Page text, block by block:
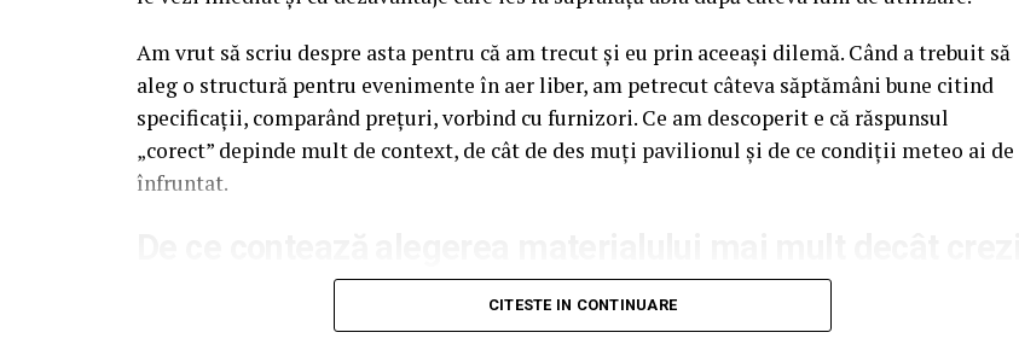
Am vrut să scriu despre asta pentru că am trecut și eu prin aceeași dilemă. Când a trebuit să
aleg o structură pentru evenimente în aer liber, am petrecut câteva săptămâni bune citind
specificații, comparând prețuri, vorbind cu furnizori. Ce am descoperit e că răspunsul
„corect” depinde mult de context, de cât de des muți pavilionul și de ce condiții meteo ai de
înfruntat.
Multe persoane tratează cadrul metalic al unui pavilion ca pe un detaliu secundar. Atenția
merge, de obicei, spre dimensiuni, spre aspectul acoperișului sau spre preț. Materialul din
CITESTE IN CONTINUARE